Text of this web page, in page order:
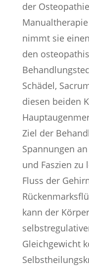
der
nimmt sie
den
Schädel,
diesen beiden
Ziel der
Spannungen
und Faszien zu
Fluss der
kann der
Gleichgewicht